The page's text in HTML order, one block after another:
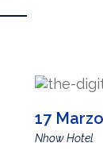
17
Nhow Hotel